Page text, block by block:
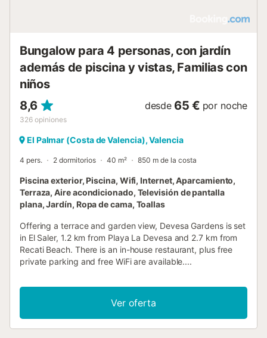
Bungalow para 4 personas, con jardín
además de piscina y vistas, Familias con
niños
8,6
326 opiniones
desde 65 € por noche
El Palmar (Costa de Valencia), Valencia
4 pers. 2 dormitorios 40 m² 850 m de la costa
Piscina exterior, Piscina, Wifi, Internet, Aparcamiento,
Terraza, Aire acondicionado, Televisión de pantalla
plana, Jardín, Ropa de cama, Toallas
Offering a terrace and garden view, Devesa Gardens is set
in El Saler, 1.2 km from Playa La Devesa and 2.7 km from
Recati Beach. There is an in-house restaurant, plus free
private parking and free WiFi are available....
Ver oferta